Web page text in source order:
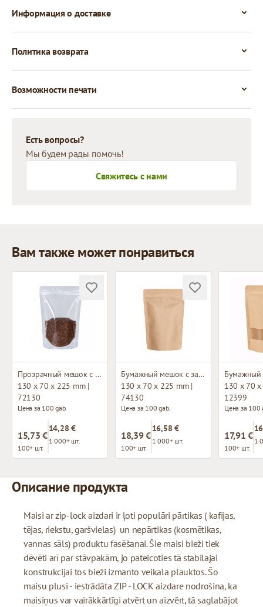
Информация о доставке
Политика возврата
Возможности печати
Есть вопросы?
Мы будем рады помочь!
Свяжитесь с нами
Вам также может понравиться
Прозрачный мешок с застежкой зип-лок
130 x 70 x 225 mm |
72130
Цена за 100 gab.
15,73 €
100+ шт.
14,28 €
1 000+ шт.
Бумажный мешок с застежкой зип-лок
130 x 70 x 225 mm |
74130
Цена за 100 gab.
18,39 €
100+ шт.
16,58 €
1 000+ шт.
130 x 70
12399
Цена за 100
17,91 €
100+ шт.
1
Описание продукта
Maisi ar zip-lock aizdari ir ļoti populāri pārtikas ( kafijas,
tējas, riekstu, garšvielas) un nepārtikas (kosmētikas,
vannas sāls) produktu fasēšanai. Šie maisi bieži tiek
dēvēti arī par stāvpakām, jo pateicoties tā stabilajai
konstrukcijai tos bieži izmanto veikala plauktos. Šo
maisu plusi - iestrādāta ZIP - LOCK aizdare nodrošina, ka
maisiņus var vairākkārtīgi atvērt un aizvērt, tā saglabājot